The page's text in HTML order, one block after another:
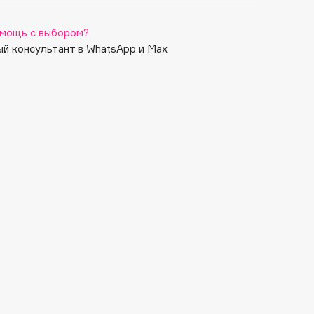
с выбором?
консультант в WhatsApp и Max